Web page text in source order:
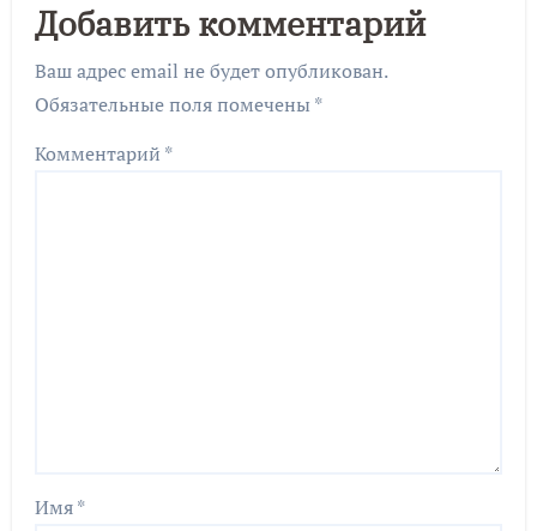
Добавить комментарий
Ваш адрес email не будет опубликован.
Обязательные поля помечены *
Комментарий *
Имя*